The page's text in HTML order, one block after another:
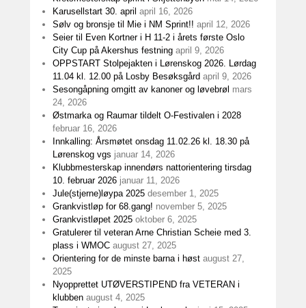
Karusellstart 30. april april 16, 2026
Sølv og bronsje til Mie i NM Sprint!! april 12, 2026
Seier til Even Kortner i H 11-2 i årets første Oslo
City Cup på Akershus festning april 9, 2026
OPPSTART Stolpejakten i Lørenskog 2026. Lørdag
11.04 kl. 12.00 på Losby Besøksgård april 9, 2026
Sesongåpning omgitt av kanoner og løvebrøl mars
24, 2026
Østmarka og Raumar tildelt O-Festivalen i 2028
februar 16, 2026
Innkalling: Årsmøtet onsdag 11.02.26 kl. 18.30 på
Lørenskog vgs januar 14, 2026
Klubbmesterskap innendørs nattorientering tirsdag
10. februar 2026 januar 11, 2026
Jule(stjerne)løypa 2025 desember 1, 2025
Grankvistløp for 68.gang! november 5, 2025
Grankvistløpet 2025 oktober 6, 2025
Gratulerer til veteran Arne Christian Scheie med 3.
plass i WMOC august 27, 2025
Orientering for de minste barna i høst august 27,
2025
Nyopprettet UTØVERSTIPEND fra VETERAN i
klubben august 4, 2025